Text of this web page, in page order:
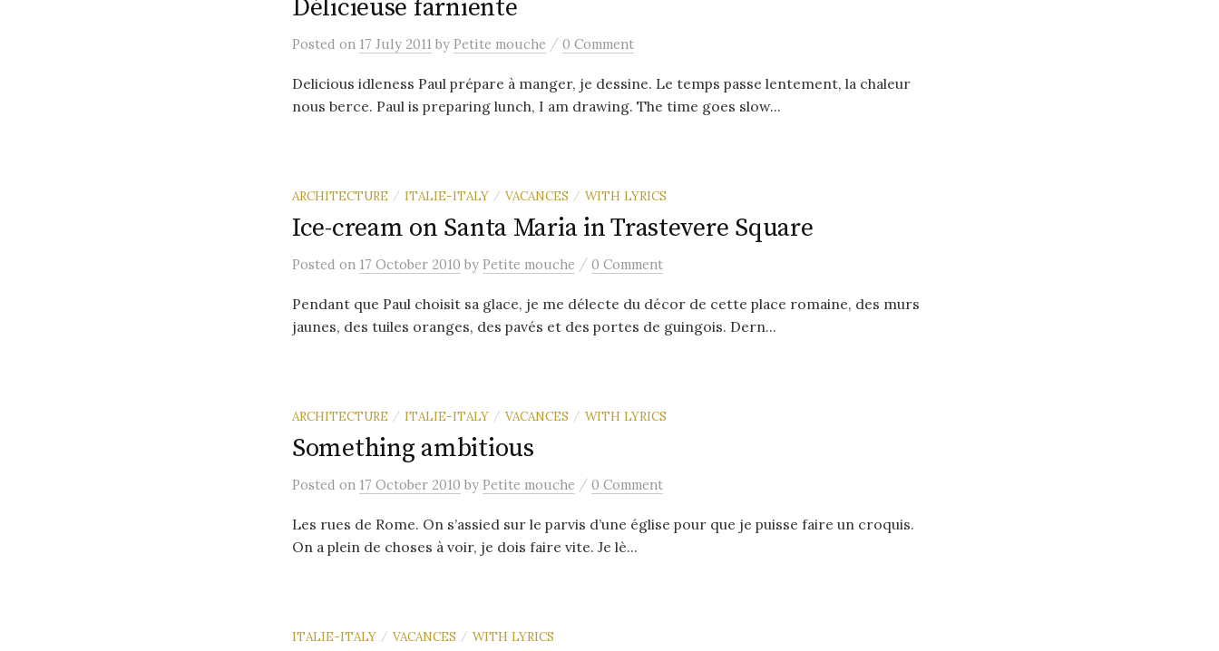
Délicieuse farniente
Posted on 17 July 2011 by Petite mouche / 0 Comment
Delicious idleness Paul prépare à manger, je dessine. Le temps passe lentement, la chaleur
nous berce. Paul is preparing lunch, I am drawing. The time goes slow...
ARCHITECTURE / ITALIE-ITALY / VACANCES / WITH LYRICS
Ice-cream on Santa Maria in Trastevere Square
Posted on 17 October 2010 by Petite mouche / 0 Comment
Pendant que Paul choisit sa glace, je me délecte du décor de cette place romaine, des murs
jaunes, des tuiles oranges, des pavés et des portes de guingois. Dern...
ARCHITECTURE / ITALIE-ITALY / VACANCES / WITH LYRICS
Something ambitious
Posted on 17 October 2010 by Petite mouche / 0 Comment
Les rues de Rome. On s’assied sur le parvis d’une église pour que je puisse faire un croquis.
On a plein de choses à voir, je dois faire vite. Je lè...
ITALIE-ITALY / VACANCES / WITH LYRICS